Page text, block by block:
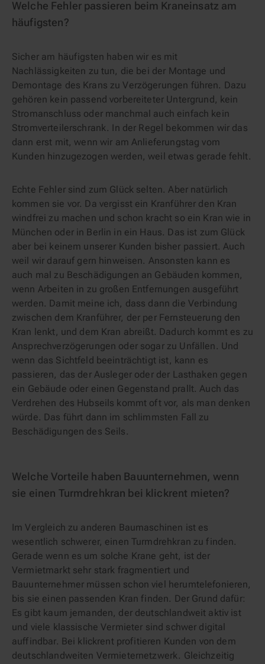
Welche Fehler passieren beim Kraneinsatz am
häufigsten?
Sicher am häufigsten haben wir es mit
Nachlässigkeiten zu tun, die bei der Montage und
Demontage des Krans zu Verzögerungen führen. Dazu
gehören kein passend vorbereiteter Untergrund, kein
Stromanschluss oder manchmal auch einfach kein
Stromverteilerschrank. In der Regel bekommen wir das
dann erst mit, wenn wir am Anlieferungstag vom
Kunden hinzugezogen werden, weil etwas gerade fehlt.
Echte Fehler sind zum Glück selten. Aber natürlich
kommen sie vor. Da vergisst ein Kranführer den Kran
windfrei zu machen und schon kracht so ein Kran wie in
München oder in Berlin in ein Haus. Das ist zum Glück
aber bei keinem unserer Kunden bisher passiert. Auch
weil wir darauf gern hinweisen. Ansonsten kann es
auch mal zu Beschädigungen an Gebäuden kommen,
wenn Arbeiten in zu großen Entfernungen ausgeführt
werden. Damit meine ich, dass dann die Verbindung
zwischen dem Kranführer, der per Fernsteuerung den
Kran lenkt, und dem Kran abreißt. Dadurch kommt es zu
Ansprechverzögerungen oder sogar zu Unfällen. Und
wenn das Sichtfeld beeinträchtigt ist, kann es
passieren, das der Ausleger oder der Lasthaken gegen
ein Gebäude oder einen Gegenstand prallt. Auch das
Verdrehen des Hubseils kommt oft vor, als man denken
würde. Das führt dann im schlimmsten Fall zu
Beschädigungen des Seils.
Welche Vorteile haben Bauunternehmen, wenn
sie einen Turmdrehkran bei klickrent mieten?
Im Vergleich zu anderen Baumaschinen ist es
wesentlich schwerer, einen Turmdrehkran zu finden.
Gerade wenn es um solche Krane geht, ist der
Vermietmarkt sehr stark fragmentiert und
Bauunternehmer müssen schon viel herumtelefonieren,
bis sie einen passenden Kran finden. Der Grund dafür:
Es gibt kaum jemanden, der deutschlandweit aktiv ist
und viele klassische Vermieter sind schwer digital
auffindbar. Bei klickrent profitieren Kunden von dem
deutschlandweiten Vermieternetzwerk. Gleichzeitig